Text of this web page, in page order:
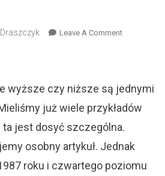
Leave A CommentOn
Jak
Uratował
Im
Sezon?
wyższe czy niższe są jednymi
już wiele przykładów
ta jest dosyć szczególna.
osobny artykuł. Jednak
roku i czwartego poziomu